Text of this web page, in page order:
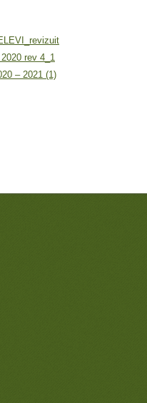
rev 4_1
– 2021 (1)